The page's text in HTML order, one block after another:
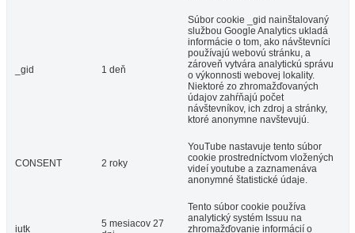
_gid 1 deň
Súbor cookie _gid nainštalovaný
službou Google Analytics ukladá
informácie o tom, ako návštevníci
používajú webovú stránku, a
zároveň vytvára analytickú správu
o výkonnosti webovej lokality.
Niektoré zo zhromažďovaných
údajov zahŕňajú počet
návštevníkov, ich zdroj a stránky,
ktoré anonymne navštevujú.
CONSENT 2 roky
YouTube nastavuje tento súbor
cookie prostredníctvom vložených
videí youtube a zaznamenáva
anonymné štatistické údaje.
iutk
5 mesiacov 27
Tento súbor cookie používa
analytický systém Issuu na
zhromažďovanie informácií o